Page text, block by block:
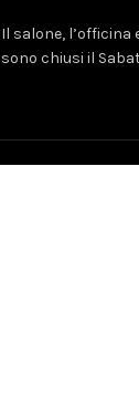
Il salone, l’officina
sono chiusi il